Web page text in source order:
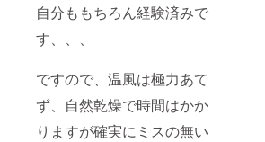
自分ももちろん経験済みで
す、、、
ですので、温風は極力あて
ず、自然乾燥で時間はかか
りますが確実にミスの無い